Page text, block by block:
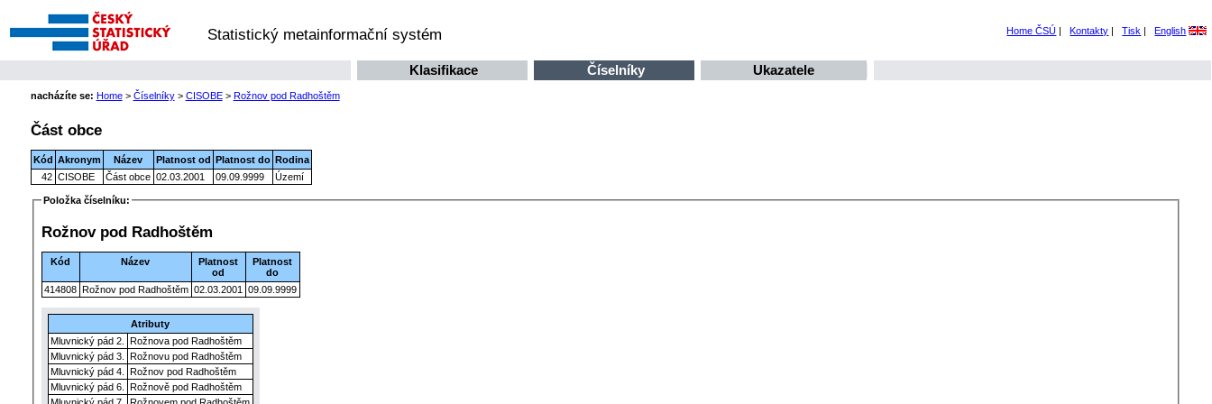
Statistický metainformační systém Home ČSÚ | Kontakty | Tisk | English
Klasifikace Číselníky Ukazatele
nacházíte se: Home> Číselníky> CISOBE> Rožnov pod Radhoštěm
Část obce
Kód Akronym Název Platnost od Platnost do Rodina
42 CISOBE Část obce 02.03.2001 09.09.9999 Území
Položka číselníku:
Rožnov pod Radhoštěm
Kód Název
Platnost
od
Platnost
do
414808 Rožnov pod Radhoštěm 02.03.2001 09.09.9999
Atributy
Mluvnický pád 2.
Rožnova pod Radhoštěm
Mluvnický pád 3.
Rožnovu pod Radhoštěm
Mluvnický pád 4.
Rožnov pod Radhoštěm
Mluvnický pád 6.
Rožnově pod Radhoštěm